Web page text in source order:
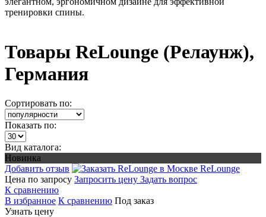
тренировки спины.
Товары ReLounge (Релаунж),
Германия
Сортировать по:
Показать по:
Вид каталога:
Новинка
Добавить отзыв
ReLounge
Цена по запросу Запросить цену Задать вопрос
К сравнению
В избранное К сравнению Под заказ
Узнать цену